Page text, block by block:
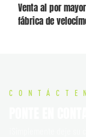
Venta al por
fábrica de